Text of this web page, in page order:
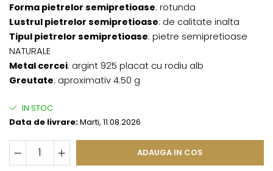
Forma pietrelor semipretioase: rotunda
Lustrul pietrelor semipretioase: de calitate inalta
Tipul pietrelor semipretioase: pietre semipretioase
NATURALE
Metal cercei: argint 925 placat cu rodiu alb
Greutate: aproximativ 4.50 g
IN STOC
Data de livrare:Marti, 11.08.2026
ADAUGA IN COS